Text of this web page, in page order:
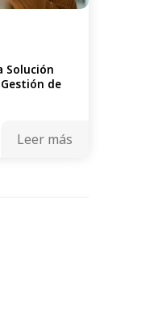
Solución
de
Leer más